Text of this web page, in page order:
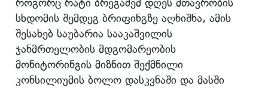
როგორც რატი ბრეგაძემ დღეს მთავრობის
სხდომის შემდეგ ბრიფინგზე აღნიშნა, ამის
შესახებ საუბარია სააკაშვილის
ჯანმრთელობის მდგომარეობის
მონიტორინგის მიზნით შექმნილი
კონსილიუმის ბოლო დასკვნაში და მასში